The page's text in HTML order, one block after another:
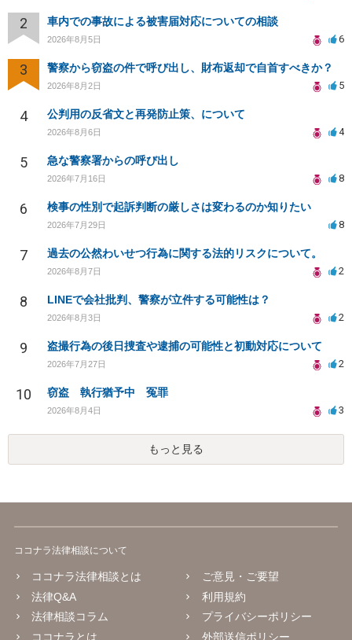
2 車内での事故による被害届対応についての相談
2026年8月5日 6
3 警察から窃盗の件で呼び出し、財布返却で自首すべきか？
2026年8月2日 5
4 公判用の反省文と再発防止策、について
2026年8月6日 4
5 急な警察署からの呼び出し
2026年7月16日 8
6 検事の性別で起訴判断の厳しさは変わるのか知りたい
2026年7月29日 8
7 過去の公然わいせつ行為に関する法的リスクについて。
2026年8月7日 2
8 LINEで会社批判、警察が立件する可能性は？
2026年8月3日 2
9 盗撮行為の後日捜査や逮捕の可能性と初動対応について
2026年7月27日 2
10 窃盗 執行猶予中 冤罪
2026年8月4日 3
もっと見る
ココナラ法律相談について
ココナラ法律相談とは
法律Q&A
法律相談コラム
ココナラとは
ご意見・ご要望
利用規約
プライバシーポリシー
外部送信ポリシー